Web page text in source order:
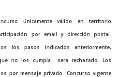
únicamente válido en territorio
por email y dirección postal.
los pasos indicados anteriormente,
no los cumpla será rechazado. Los
por mensaje privado. Concurso vigente